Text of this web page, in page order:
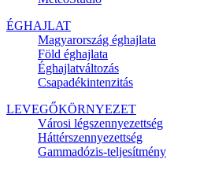
ÉGHAJLAT
Magyarország éghajlata
Föld éghajlata
Éghajlatváltozás
Csapadékintenzitás
LEVEGŐKÖRNYEZET
Városi légszennyezettség
Háttérszennyezettség
Gammadózis-teljesítmény